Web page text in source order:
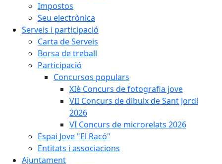
Impostos
Seu electrònica
Serveis i participació
Carta de Serveis
Borsa de treball
Participació
Concursos populars
XIè Concurs de fotografia jove
VII Concurs de dibuix de Sant Jordi
2026
VI Concurs de microrelats 2026
Espai Jove "El Racó"
Entitats i associacions
Ajuntament